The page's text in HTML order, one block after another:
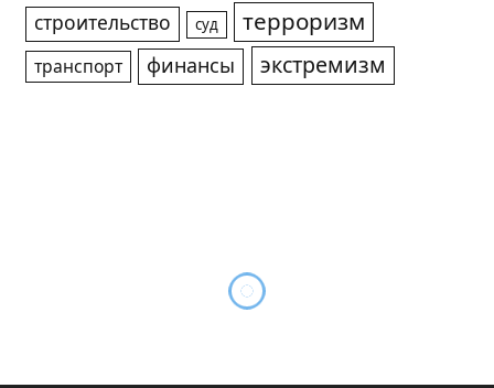
строительство суд терроризм
транспорт финансы экстремизм